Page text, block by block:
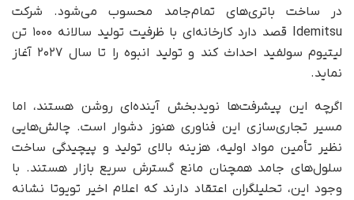
در ساخت باتری‌های تمام‌جامد محسوب می‌شود. شرکت
Idemitsu قصد دارد کارخانه‌ای با ظرفیت تولید سالانه‌ ۱۰۰۰ تن
لیتیوم سولفید احداث کند و تولید انبوه را تا سال ۲۰۲۷ آغاز
نماید.
اگرچه این پیشرفت‌ها نویدبخش آینده‌ای روشن‌ هستند، اما
مسیر تجاری‌سازی این فناوری هنوز دشوار است. چالش‌هایی
نظیر تأمین مواد اولیه، هزینه‌ بالای تولید و پیچیدگی ساخت
سلول‌های جامد همچنان مانع گسترش سریع بازار هستند. با
وجود این، تحلیلگران اعتقاد دارند که اعلام اخیر تویوتا نشانه‌